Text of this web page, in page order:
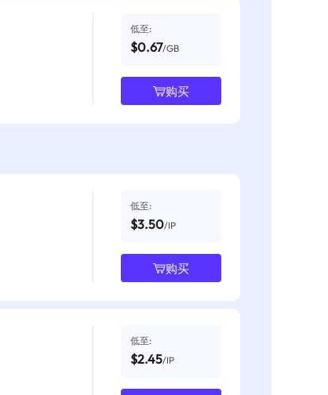
低至:
$0.67/GB
购买
低至:
$3.50/IP
购买
低至:
$2.45/IP